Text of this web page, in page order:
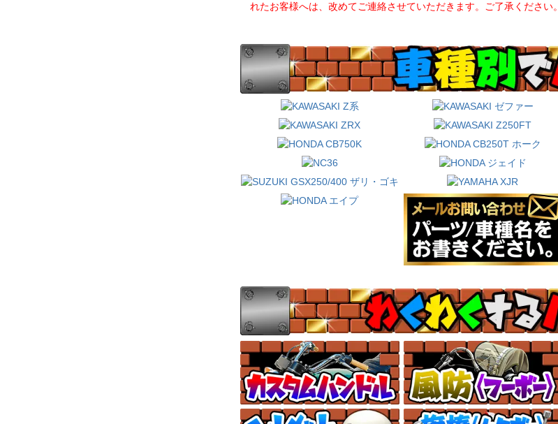
れたお客様へは、改めてご連絡させていただきます。ご了承ください。